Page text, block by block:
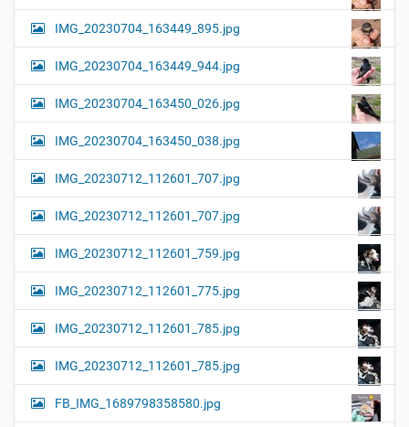
IMG_20230704_163449_895.jpg
IMG_20230704_163449_944.jpg
IMG_20230704_163450_026.jpg
IMG_20230704_163450_038.jpg
IMG_20230712_112601_707.jpg
IMG_20230712_112601_707.jpg
IMG_20230712_112601_759.jpg
IMG_20230712_112601_775.jpg
IMG_20230712_112601_785.jpg
IMG_20230712_112601_785.jpg
FB_IMG_1689798358580.jpg